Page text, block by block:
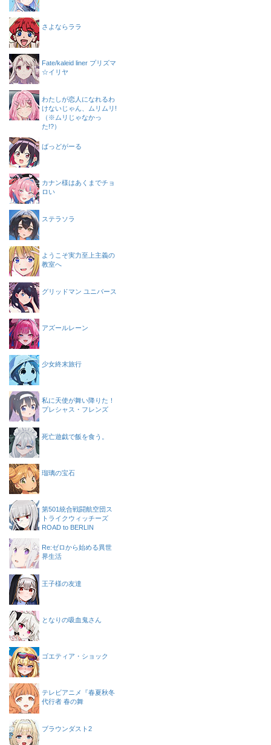
さよならララ
Fate/kaleid liner プリズマ
☆イリヤ
わたしが恋人になれるわ
けないじゃん、ムリムリ!
（※ムリじゃなかっ
た!?）
ばっどがーる
カナン様はあくまでチョ
ロい
ステラソラ
ようこそ実力至上主義の
教室へ
グリッドマン ユニバース
アズールレーン
少女終末旅行
私に天使が舞い降りた！
プレシャス・フレンズ
死亡遊戯で飯を食う。
瑠璃の宝石
第501統合戦闘航空団ス
トライクウィッチーズ
ROAD to BERLIN
Re:ゼロから始める異世
界生活
王子様の友達
となりの吸血鬼さん
ゴエティア・ショック
テレビアニメ『春夏秋冬
代行者 春の舞
ブラウンダスト2